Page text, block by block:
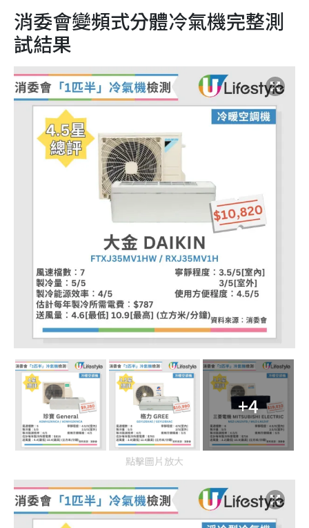
消委會變頻式分體冷氣機完整測
試結果
+4
點擊圖片放大